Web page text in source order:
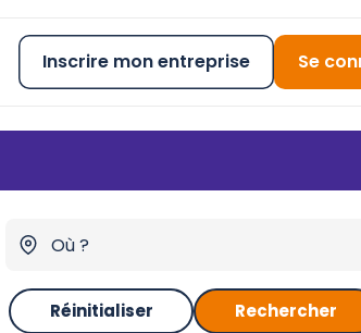
Inscrire mon entreprise Se
Réinitialiser Rechercher